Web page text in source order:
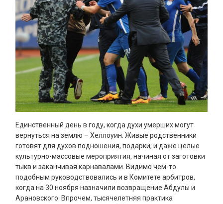
Единственный день в году, когда духи умерших могут
вернуться на землю – Хеллоуин. Живые родственники
готовят для духов подношения, подарки, и даже целые
культурно-массовые мероприятия, начиная от заготовки
тыкв и заканчивая карнавалами. Видимо чем-то
подобным руководствовались и в Комитете арбитров,
когда на 30 ноября назначили возвращение Абдулы и
Арановского. Впрочем, тысячелетняя практика